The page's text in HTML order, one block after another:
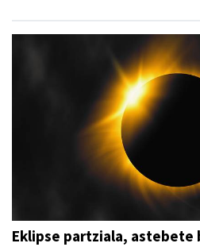
Eklipse partziala, astebete